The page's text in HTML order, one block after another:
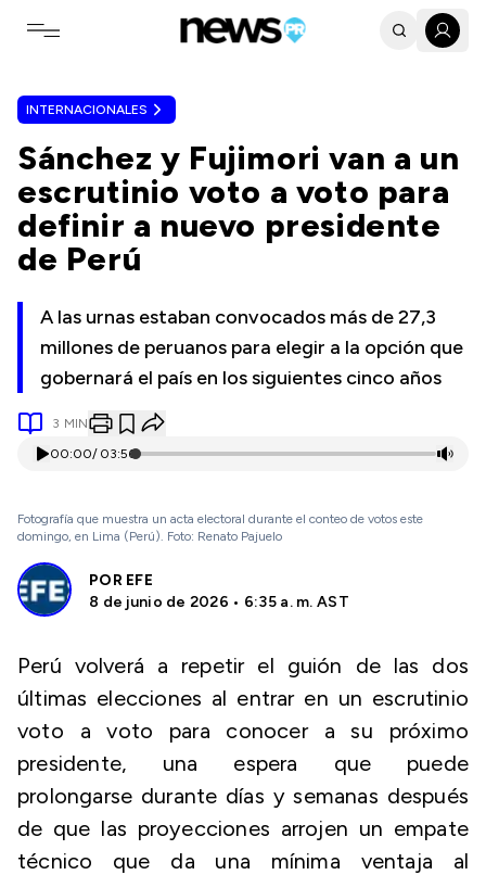
Toggle navigation menu
INTERNACIONALES
Sánchez y Fujimori van a un
escrutinio voto a voto para
definir a nuevo presidente
de Perú
A las urnas estaban convocados más de 27,3
millones de peruanos para elegir a la opción que
gobernará el país en los siguientes cinco años
3 MIN
00:00/ 03:56
Fotografía que muestra un acta electoral durante el conteo de votos este
domingo, en Lima (Perú). Foto: Renato Pajuelo
POR EFE
8 de junio de 2026 • 6:35 a. m. AST
Perú volverá a repetir el guión de las dos
últimas elecciones al entrar en un escrutinio
voto a voto para conocer a su próximo
presidente, una espera que puede
prolongarse durante días y semanas después
de que las proyecciones arrojen un empate
técnico que da una mínima ventaja al